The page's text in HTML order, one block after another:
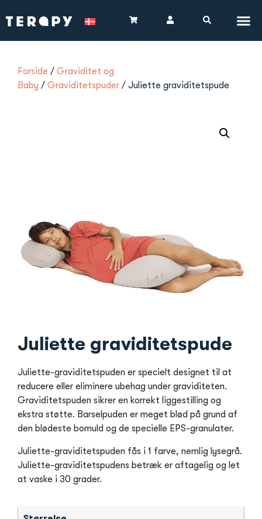
Forside / Graviditet og
Baby / Graviditetspuder / Juliette graviditetspude
Juliette graviditetspude
Juliette-graviditetspuden er specielt designet til at
reducere eller eliminere ubehag under graviditeten.
Graviditetspuden sikrer en korrekt liggestilling og
ekstra støtte. Barselpuden er meget blød på grund af
den blødeste bomuld og de specielle EPS-granulater.
Juliette-graviditetspuden fås i 1 farve, nemlig lysegrå.
Juliette-graviditetspudens betræk er aftagelig og let
at vaske i 30 grader.